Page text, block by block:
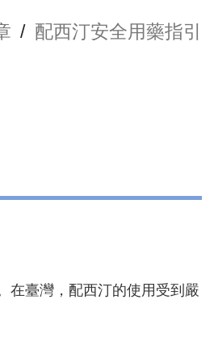
/ 配西汀安全用藥指引
在臺灣，配西汀的使用受到嚴